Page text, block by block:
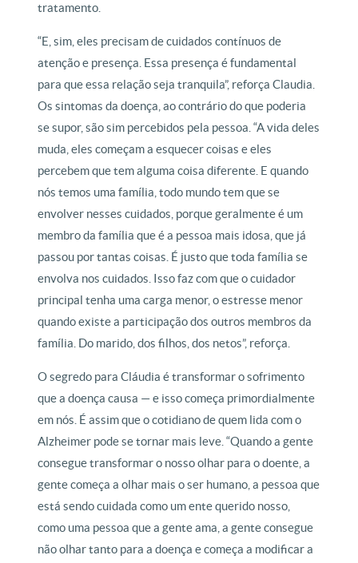
tratamento.
“E, sim, eles precisam de cuidados contínuos de
atenção e presença. Essa presença é fundamental
para que essa relação seja tranquila”, reforça Claudia.
Os sintomas da doença, ao contrário do que poderia
se supor, são sim percebidos pela pessoa. “A vida deles
muda, eles começam a esquecer coisas e eles
percebem que tem alguma coisa diferente. E quando
nós temos uma família, todo mundo tem que se
envolver nesses cuidados, porque geralmente é um
membro da família que é a pessoa mais idosa, que já
passou por tantas coisas. É justo que toda família se
envolva nos cuidados. Isso faz com que o cuidador
principal tenha uma carga menor, o estresse menor
quando existe a participação dos outros membros da
família. Do marido, dos filhos, dos netos”, reforça.
O segredo para Cláudia é transformar o sofrimento
que a doença causa — e isso começa primordialmente
em nós. É assim que o cotidiano de quem lida com o
Alzheimer pode se tornar mais leve. “Quando a gente
consegue transformar o nosso olhar para o doente, a
gente começa a olhar mais o ser humano, a pessoa que
está sendo cuidada como um ente querido nosso,
como uma pessoa que a gente ama, a gente consegue
não olhar tanto para a doença e começa a modificar a